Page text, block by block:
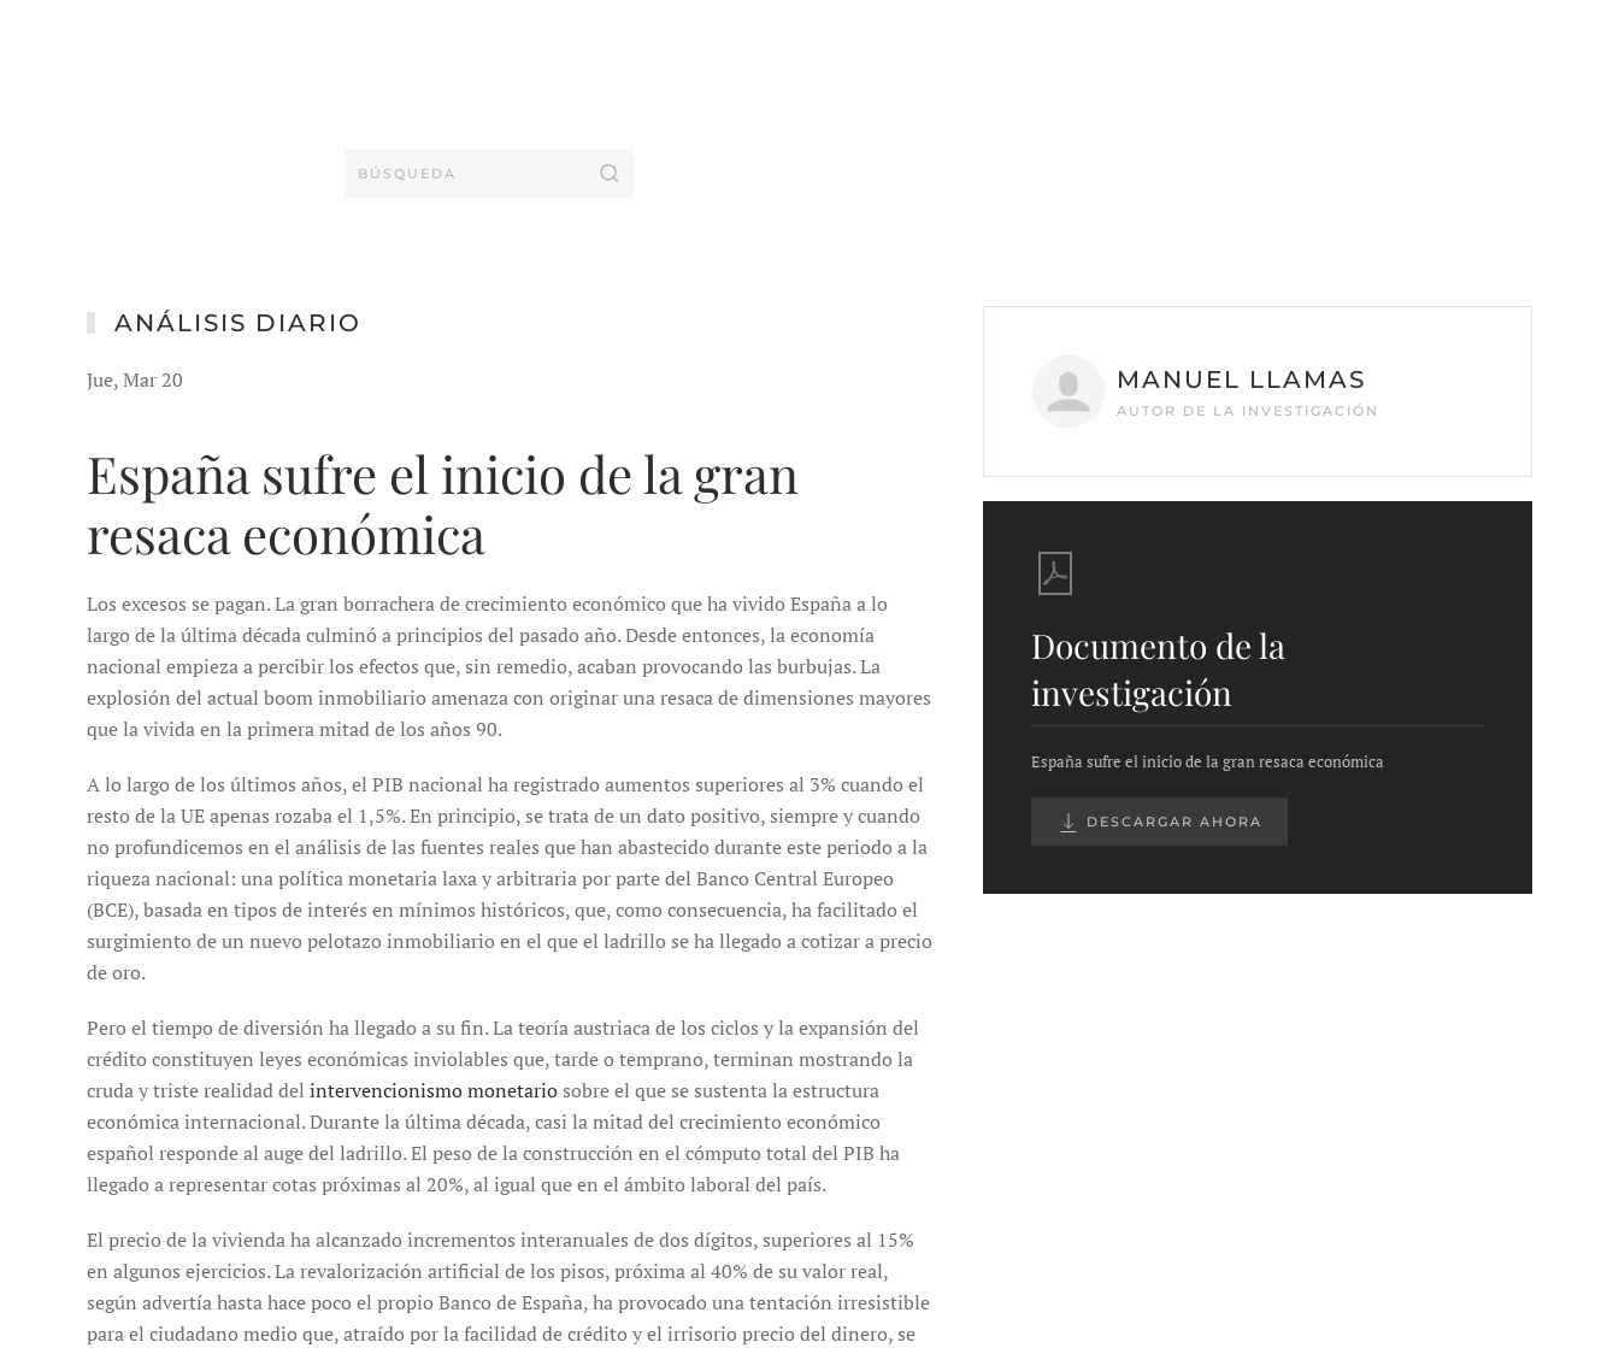
ANÁLISIS DIARIO
Jue, Mar 20
España sufre el inicio de la gran
resaca económica
Los excesos se pagan. La gran borrachera de crecimiento económico que ha vivido España a lo
largo de la última década culminó a principios del pasado año. Desde entonces, la economía
nacional empieza a percibir los efectos que, sin remedio, acaban provocando las burbujas. La
explosión del actual boom inmobiliario amenaza con originar una resaca de dimensiones mayores
que la vivida en la primera mitad de los años 90.
A lo largo de los últimos años, el PIB nacional ha registrado aumentos superiores al 3% cuando el
resto de la UE apenas rozaba el 1,5%. En principio, se trata de un dato positivo, siempre y cuando
no profundicemos en el análisis de las fuentes reales que han abastecido durante este periodo a la
riqueza nacional: una política monetaria laxa y arbitraria por parte del Banco Central Europeo
(BCE), basada en tipos de interés en mínimos históricos, que, como consecuencia, ha facilitado el
surgimiento de un nuevo pelotazo inmobiliario en el que el ladrillo se ha llegado a cotizar a precio
de oro.
Pero el tiempo de diversión ha llegado a su fin. La teoría austriaca de los ciclos y la expansión del
crédito constituyen leyes económicas inviolables que, tarde o temprano, terminan mostrando la
cruda y triste realidad del intervencionismo monetario sobre el que se sustenta la estructura
económica internacional. Durante la última década, casi la mitad del crecimiento económico
español responde al auge del ladrillo. El peso de la construcción en el cómputo total del PIB ha
llegado a representar cotas próximas al 20%, al igual que en el ámbito laboral del país.
El precio de la vivienda ha alcanzado incrementos interanuales de dos dígitos, superiores al 15%
en algunos ejercicios. La revalorización artificial de los pisos, próxima al 40% de su valor real,
según advertía hasta hace poco el propio Banco de España, ha provocado una tentación irresistible
para el ciudadano medio que, atraído por la facilidad de crédito y el irrisorio precio del dinero, se
MANUEL LLAMAS
AUTOR DE LA INVESTIGACIÓN
Documento de la
investigación
España sufre el inicio de la gran resaca económica
DESCARGAR AHORA